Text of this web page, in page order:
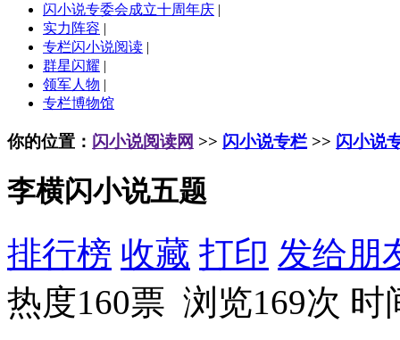
闪小说专委会成立十周年庆 |
实力阵容 |
专栏闪小说阅读 |
群星闪耀 |
领军人物 |
专栏博物馆
你的位置： 闪小说阅读网 >> 闪小说专栏 >> 闪小说
李横闪小说五题
排行榜 收藏 打印 发给朋
热度160票 浏览169次 时